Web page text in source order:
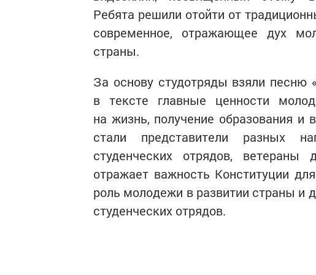
Ребята решили отойти от
современное, отражающее дух
страны.
За основу студотряды взяли песню
в тексте главные ценности
на жизнь, получение образования и
стали представители разных
студенческих отрядов,
отражает важность Конституции
роль молодежи в развитии страны и
студенческих отрядов.